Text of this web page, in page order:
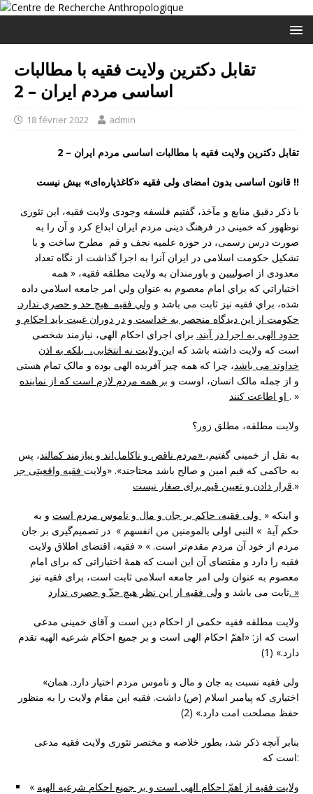
تقابل دکترین ولایت فقیه با مطالبات
اساسی مردم ایران – 2
18 février 2022 admin
تقابل دکترین ولایت فقیه با مطالبات اساسی مردم ایران – 2
!!
با ذکر دقیق منابع و مآخذ، گفتیم فلسفه وجودى ولایت فقیه، این تئورى
نوظهور که خمینى در فرهنگ دینى مردم ایران ابداع کرد و آن را به
صورت درس رسمى، در حوزه علمیه نجف و قم مطرح ساخت و با
تشکیل حکومت اسلامى در ایران آنرا به اجرا گذاشت از نگاه تعداد
معدودی از اصولییین و باورمندان به ولایت مطلقه فقیه، « همه
اختياراتي كه براي امام معصوم به عنوان ولي امر جامعه اسلامي داده
شده، براي فقيه نيز ثابت می باشد و ولي فقيه هيچ حد و حصري ندارد.
حکومت از این دیدگاه منحصر به خداست و در دوران غیبت باید احکام و
حدود الهى به اجرا در آیند. براى اجراى احکام الهی، نیازمند شخصى
است که ولایت داشته باشد که این ولایت نه انتخابی، بلکه به اذن
خداوند می باشد، چرا که همه چیز آفریده الهى بوده و مالک تمام هستى
و از جمله مالک انسان، اوست و بر همه‌ مردم لازم است كه از نماینده
او اطاعت كنند . »
ولایت مطلقه، مطلق زور؟
به نقل از خمینی گفتیم، «مردم ناقص‌ و ناکامل‌اند و نیازمند کمالند، پس
به حاکمی که قیم امین و صالح باشد محتاجند». «ولایت فقیه واقعیتی جز
قرار دادن و تعیین قیم برای صغار نیست.»
و اینکه « ولی فقیه، حاکم بر جان و مال و ناموس مردم است و به
حکم آیۀ » النبی اولی بالمومنین من انفسهم » در تصمیم‌گیری بر جان
مردم از خود آن مردم مقدم‌تر است. » « فقیه، اقتضای اطلاق ولایت
فقیه را دارد و مقتضای آن این است که همۀ اختیاراتی که برای امام
معصوم به عنوان ولی امر جامعه اسلامی ثابت است، برای فقیه نیز
ثابت می باشد وولی فقیه از این نظر هیچ حدّ و حصری ندارد. »
ولایت مطلقه فقیه حکمی از احکام دین است و آقای خمینی مدعی
است که از: «اهمّ احكام الهى است و بر جمیع احكام شرعیه الهیه تقدم
دارد.» (1)
«ولی فقیه نسبت به جان و مال و ناموس مردم اختیار دارد. همان
اختیاری که پیامبر اسلام (ص) داشت. فقیه این مقام ولایت را به منظور
حفظ مصلحت امت دارد.» (2)
بنابر آنچه ذکر شد، بطور خلاصه و مختصر تئوری ولایت فقیه مدعی
است که:
« ولایت فقیه از اهمّ احكام الهى است و بر جمیع احكام شرعیه الهیه